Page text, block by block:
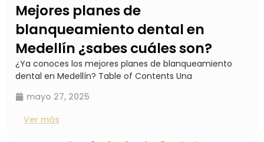
Mejores planes de
blanqueamiento dental en
Medellín ¿sabes cuáles son?
¿Ya conoces los mejores planes de blanqueamiento
dental en Medellín? Table of Contents Una
mayo 27, 2025
Ver más